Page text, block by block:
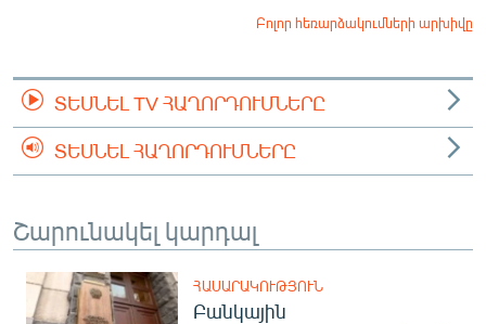
Բոլոր հեռարձակումների արխիվը
ՏԵՍՆԵԼ TV ՀԱՂՈՐԴՈՒՄՆԵՐԸ
ՏԵՍՆԵԼ ՀԱՂՈՐԴՈՒՄՆԵՐԸ
Շարունակել կարդալ
ՀԱՍԱՐԱԿՈՒԹՅՈՒՆ
Բանկային